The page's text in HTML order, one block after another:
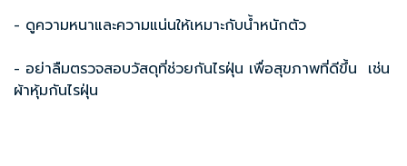
- ดูความหนาและความแน่นให้เหมาะกับน้ำหนักตัว
- อย่าลืมตรวจสอบวัสดุที่ช่วยกันไรฝุ่น เพื่อสุขภาพที่ดีขึ้น เช่น
ผ้าหุ้มกันไรฝุ่น